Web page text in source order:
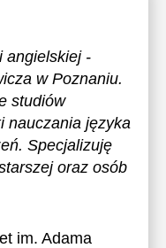
angielskiej -
w Poznaniu.
studiów
nauczania języka
Specjalizuję
oraz osób
im. Adama